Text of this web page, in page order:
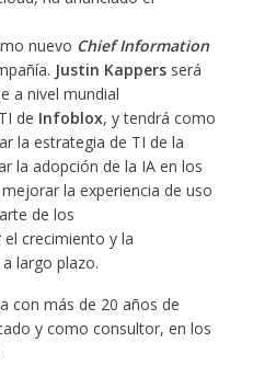
nuevo Chief Information
Justin Kappersserá
a nivel mundial
de Infoblox, y tendrá como
la estrategia de TI de la
la adopción de la IA en los
la experiencia de uso
de los
crecimiento y la
largo plazo.
con más de 20 años de
y como consultor, en los